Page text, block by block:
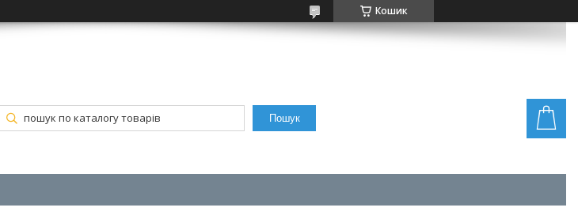
Кошик
Пошук